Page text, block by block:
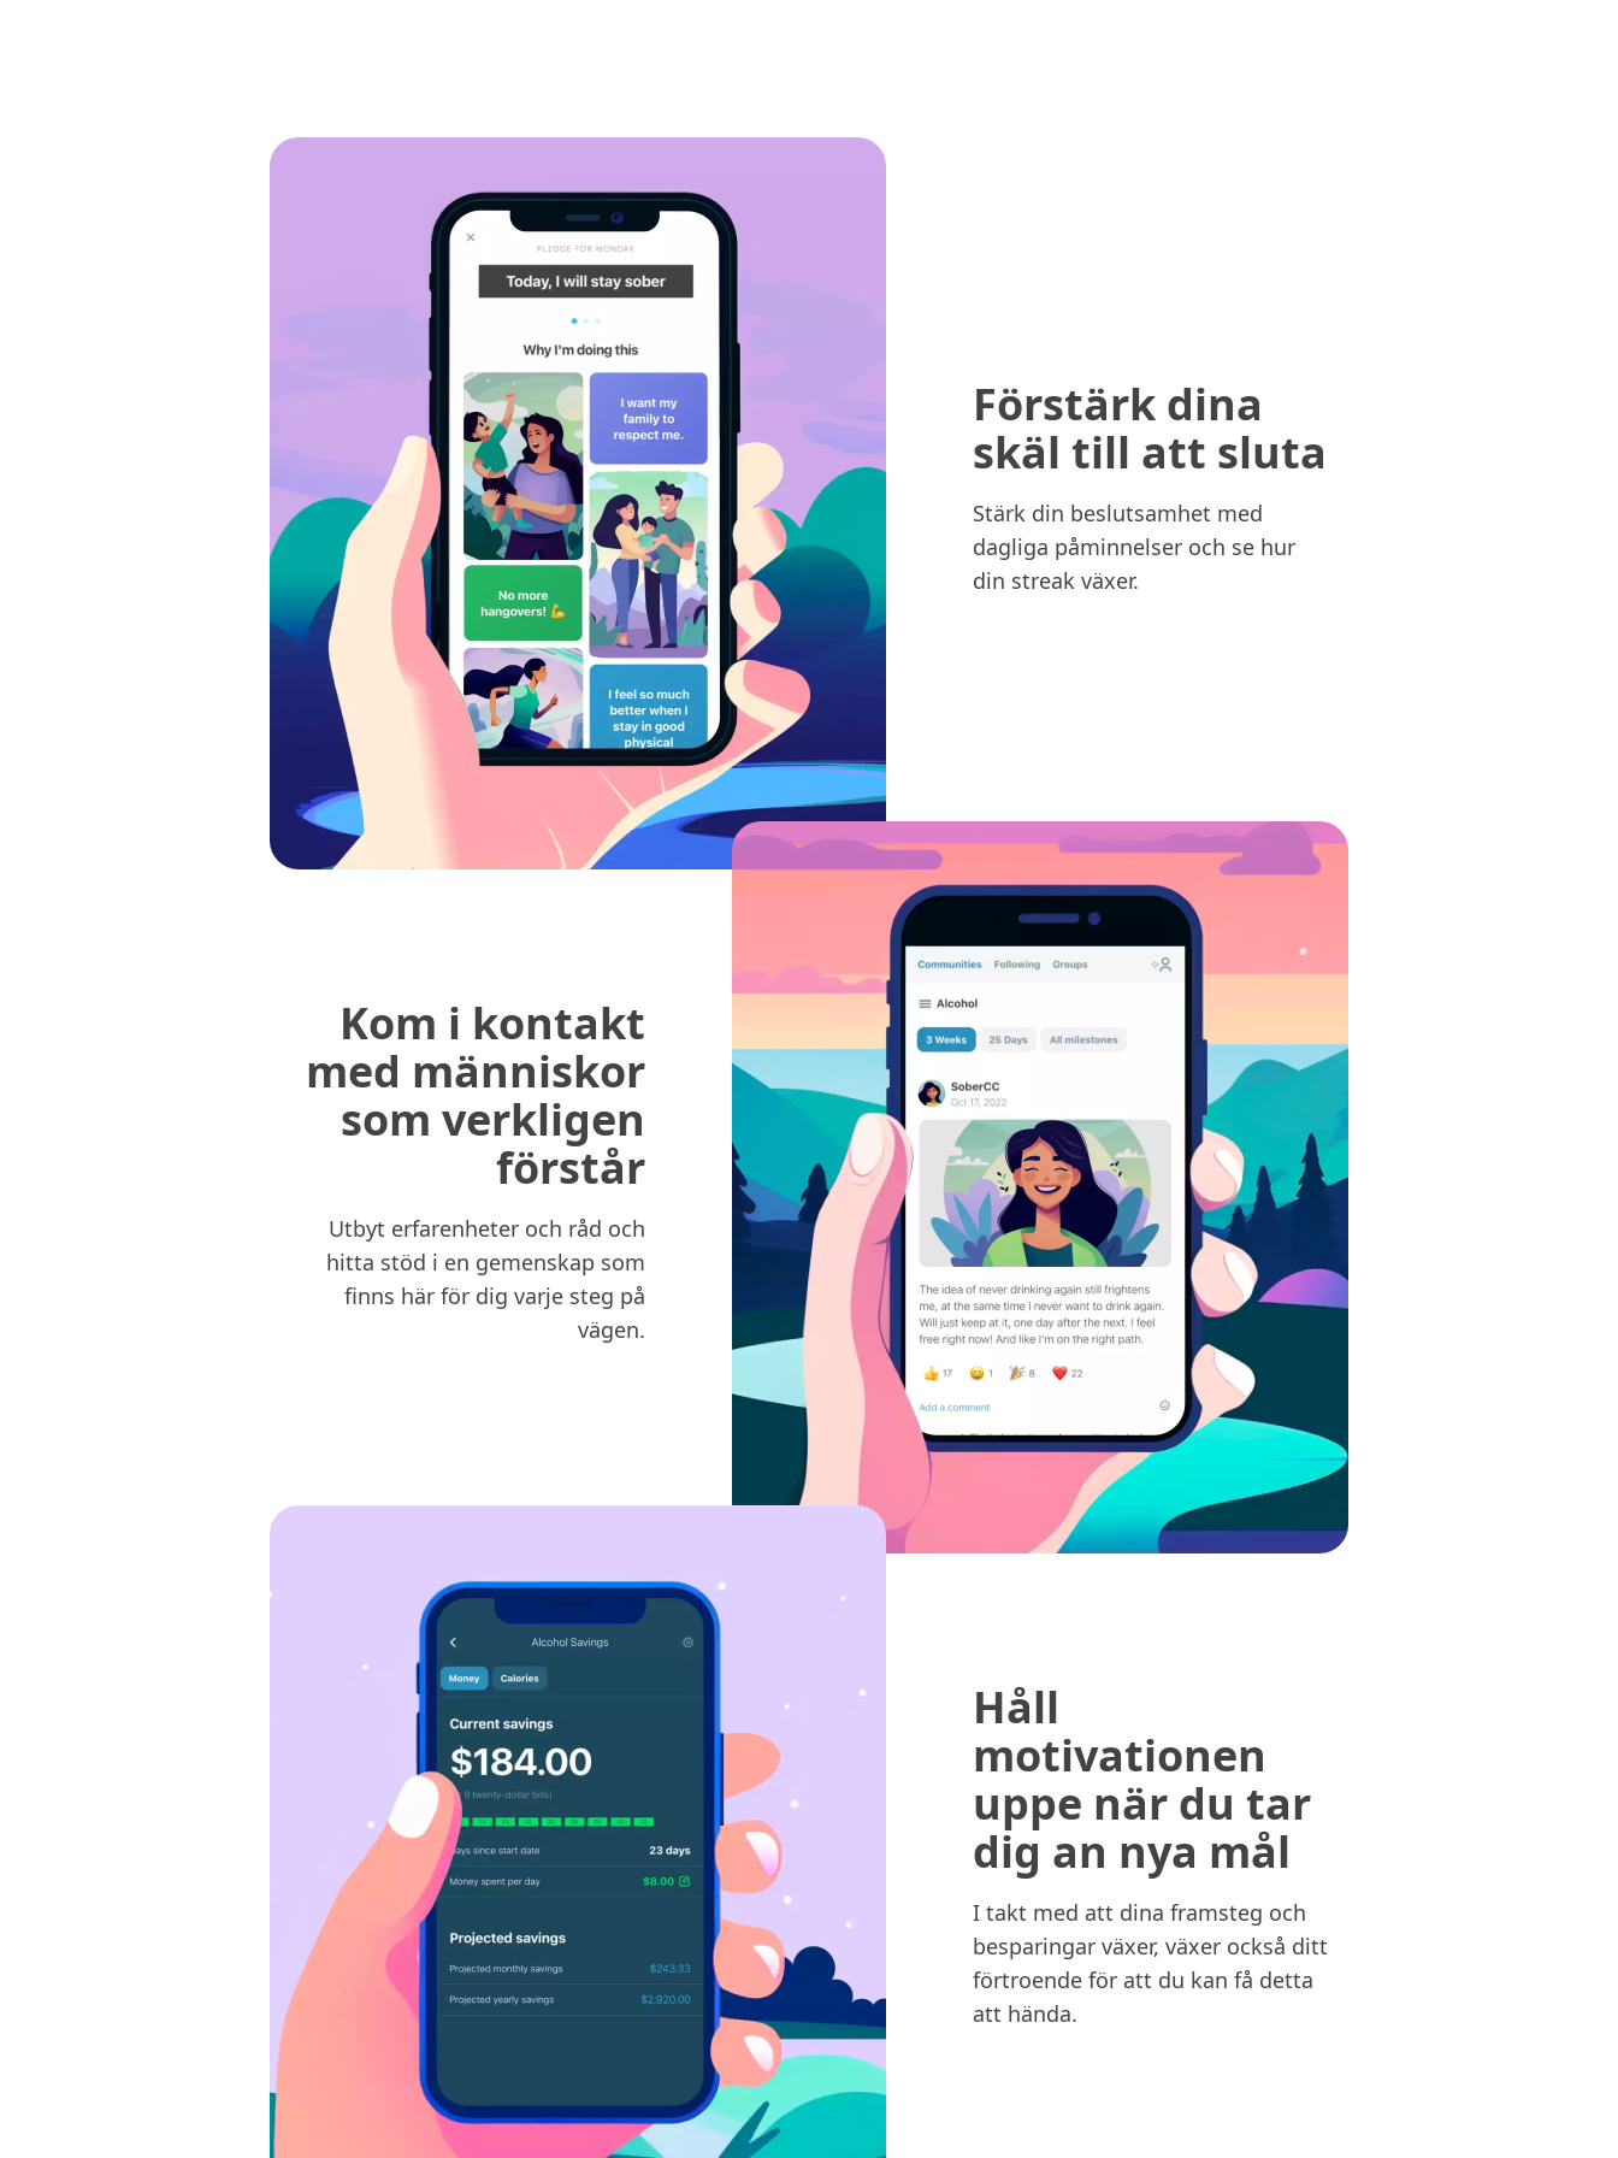
Förstärk dina
skäl till att sluta
Stärk din beslutsamhet med
dagliga påminnelser och se hur
din streak växer.
Kom i kontakt
med människor
som verkligen
förstår
Utbyt erfarenheter och råd och
hitta stöd i en gemenskap som
finns här för dig varje steg på
vägen.
Håll
motivationen
uppe när du tar
dig an nya mål
I takt med att dina framsteg och
besparingar växer, växer också ditt
förtroende för att du kan få detta
att hända.